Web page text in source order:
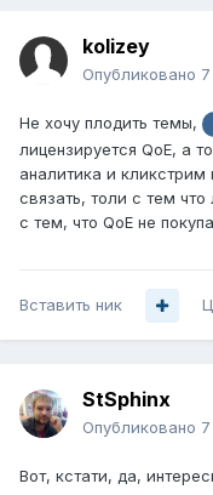
kolizey
Опубликовано
Не хочу плодить темы,
лицензируется QoE, а
аналитика и
связать, толи с тем что
с тем, что QoE не
Вставить ник
StSphinx
Опубликовано
Вот, кстати, да,